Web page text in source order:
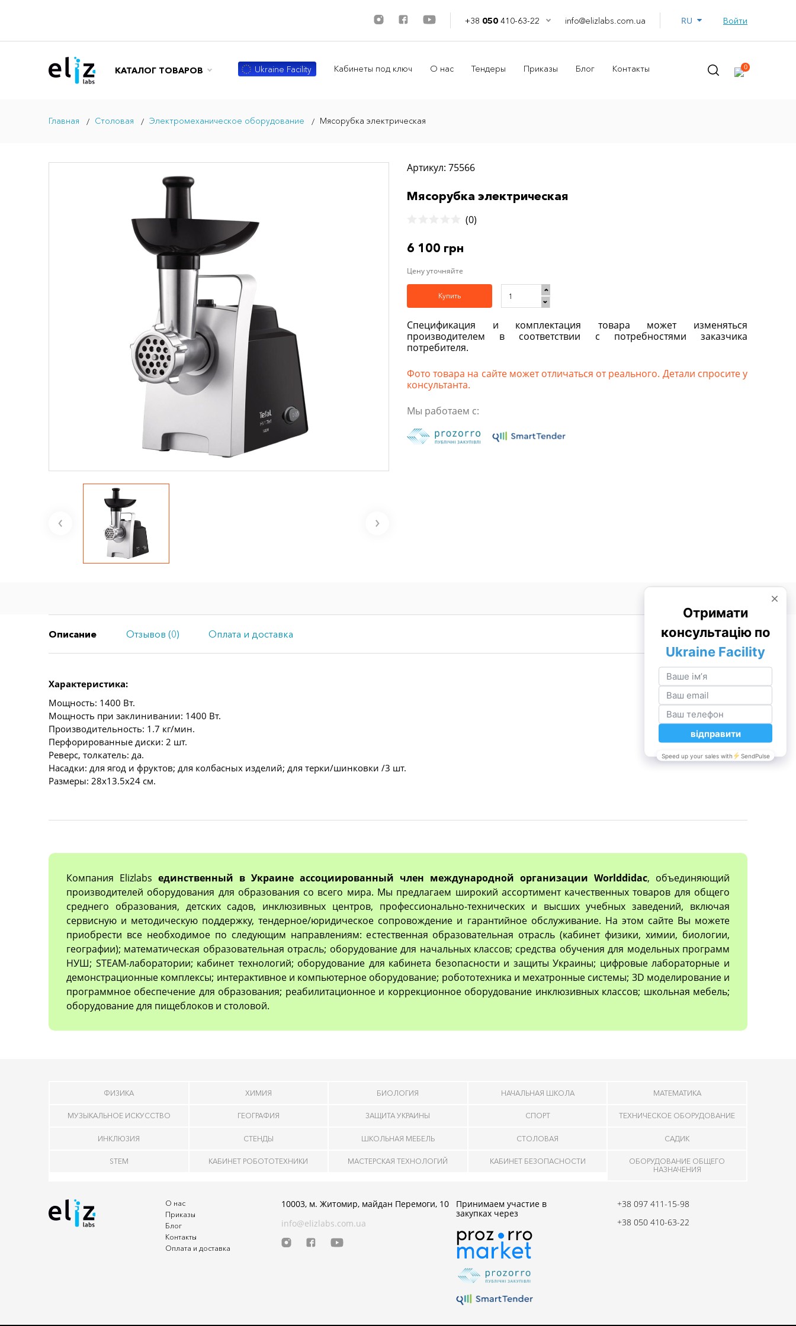
+38 050 410-63-22 info@elizlabs.com.ua Войти
КАТАЛОГ ТОВАРОВ Ukraine Facility Кабинеты под ключ О нас Тендеры Приказы Блог Контакты 0
Главная Столовая Электромеханическое оборудование Мясорубка электрическая
Артикул: 75566
Мясорубка электрическая
(0)
6 100 грн
Цену уточняйте
Купить
Спецификация и комплектация товара может изменяться
производителем в соответствии с потребностями заказчика
потребителя.
Фото товара на сайте может отличаться от реального. Детали спросите у
консультанта.
Мы работаем с:
Описание Отзывов (0) Оплата и доставка
Характеристика:
Мощность: 1400 Вт.
Мощность при заклинивании: 1400 Вт.
Производительность: 1.7 кг/мин.
Перфорированные диски: 2 шт.
Реверс, толкатель: да.
Насадки: для ягод и фруктов; для колбасных изделий; для терки/шинковки /3 шт.
Размеры: 28x13.5x24 см.
Компания Elizlabs единственный в Украине ассоциированный член международной организации Worlddidac, объединяющий
производителей оборудования для образования со всего мира. Мы предлагаем широкий ассортимент качественных товаров для общего
среднего образования, детских садов, инклюзивных центров, профессионально-технических и высших учебных заведений, включая
сервисную и методическую поддержку, тендерное/юридическое сопровождение и гарантийное обслуживание. На этом сайте Вы можете
приобрести все необходимое по следующим направлениям: естественная образовательная отрасль (кабинет физики, химии, биологии,
географии); математическая образовательная отрасль; оборудование для начальных классов; средства обучения для модельных программ
НУШ; STEAM-лаборатории; кабинет технологий; оборудование для кабинета безопасности и защиты Украины; цифровые лабораторные и
демонстрационные комплексы; интерактивное и компьютерное оборудование; робототехника и мехатронные системы; 3D моделирование и
программное обеспечение для образования; реабилитационное и коррекционное оборудование инклюзивных классов; школьная мебель;
оборудование для пищеблоков и столовой.
ФИЗИКА ХИМИЯ БИОЛОГИЯ НАЧАЛЬНАЯ ШКОЛА МАТЕМАТИКА
МУЗЫКАЛЬНОЕ ИСКУССТВО ГЕОГРАФИЯ ЗАЩИТА УКРАИНЫ СПОРТ ТЕХНИЧЕСКОЕ ОБОРУДОВАНИЕ
ИНКЛЮЗИЯ СТЕНДЫ ШКОЛЬНАЯ МЕБЕЛЬ СТОЛОВАЯ САДИК
STEM КАБИНЕТ РОБОТОТЕХНИКИ МАСТЕРСКАЯ ТЕХНОЛОГИЙ КАБИНЕТ БЕЗОПАСНОСТИ
ОБОРУДОВАНИЕ ОБЩЕГО
НАЗНАЧЕНИЯ
О нас
Приказы
Блог
Контакты
Оплата и доставка
10003, м. Житомир, майдан Перемоги, 10
info@elizlabs.com.ua
Принимаем участие в
закупках через
+38 097 411-15-98
+38 050 410-63-22